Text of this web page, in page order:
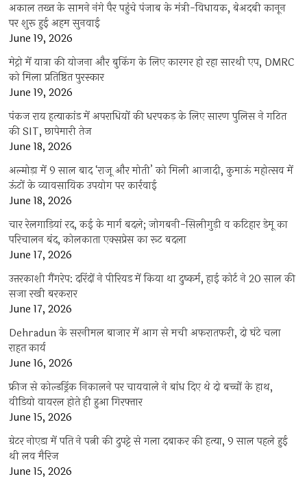
अकाल तख्त के सामने नंगे पैर पहुंचे पंजाब के मंत्री-विधायक, बेअदबी कानून
पर शुरू हुई अहम सुनवाई
June 19, 2026
मेट्रो में यात्रा की योजना और बुकिंग के लिए कारगर हो रहा सारथी एप, DMRC
को मिला प्रतिष्ठित पुरस्कार
June 19, 2026
पंकज राय हत्याकांड में अपराधियों की धरपकड़ के लिए सारण पुलिस ने गठित
की SIT, छापेमारी तेज
June 18, 2026
अल्मोड़ा में 9 साल बाद ‘राजू और मोती’ को मिली आजादी, कुमाऊं महोत्सव में
ऊंटों के व्यावसायिक उपयोग पर कार्रवाई
June 18, 2026
चार रेलगाड़ियां रद, कई के मार्ग बदले; जोगबनी-सिलीगुड़ी व कटिहार डेमू का
परिचालन बंद, कोलकाता एक्सप्रेस का रूट बदला
June 17, 2026
उत्तरकाशी गैंगरेप: दरिंदों ने पीरियड में किया था दुष्कर्म, हाई कोर्ट ने 20 साल की
सजा रखी बरकरार
June 17, 2026
Dehradun के सरनीमल बाजार में आग से मची अफरातफरी, दो घंटे चला
राहत कार्य
June 16, 2026
फ्रीज से कोल्डड्रिंक निकालने पर चायवाले ने बांध दिए थे दो बच्चों के हाथ,
वीडियो वायरल होते ही हुआ गिरफ्तार
June 15, 2026
ग्रेटर नोएडा में पति ने पत्नी की दुपट्टे से गला दबाकर की हत्या, 9 साल पहले हुई
थी लव मैरिज
June 15, 2026